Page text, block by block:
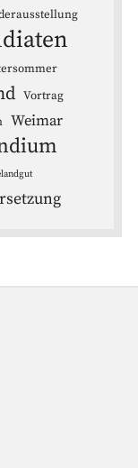
Vortrag
Weimar